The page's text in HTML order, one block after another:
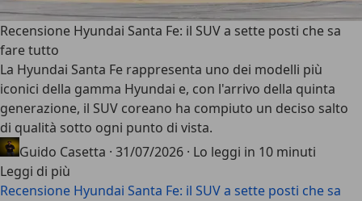
Recensione Hyundai Santa Fe: il SUV a sette posti che sa
fare tutto
La Hyundai Santa Fe rappresenta uno dei modelli più
iconici della gamma Hyundai e, con l'arrivo della quinta
generazione, il SUV coreano ha compiuto un deciso salto
di qualità sotto ogni punto di vista.
Guido Casetta · 31/07/2026 · Lo leggi in 10 minuti
Leggi di più
Recensione Hyundai Santa Fe: il SUV a sette posti che sa